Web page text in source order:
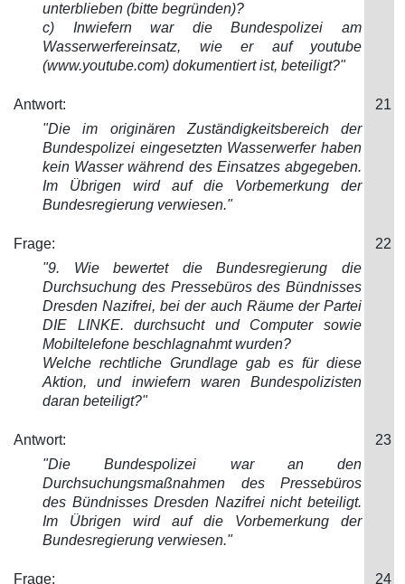
unterblieben (bitte begründen)?
c) Inwiefern war die Bundespolizei am
Wasserwerfereinsatz, wie er auf youtube
(www.youtube.com) dokumentiert ist, beteiligt?"
Antwort:
21
"Die im originären Zuständigkeitsbereich der
Bundespolizei eingesetzten Wasserwerfer haben
kein Wasser während des Einsatzes abgegeben.
Im Übrigen wird auf die Vorbemerkung der
Bundesregierung verwiesen."
Frage:
22
"9. Wie bewertet die Bundesregierung die
Durchsuchung des Pressebüros des Bündnisses
Dresden Nazifrei, bei der auch Räume der Partei
DIE LINKE. durchsucht und Computer sowie
Mobiltelefone beschlagnahmt wurden?
Welche rechtliche Grundlage gab es für diese
Aktion, und inwiefern waren Bundespolizisten
daran beteiligt?"
Antwort:
23
"Die Bundespolizei war an den
Durchsuchungsmaßnahmen des Pressebüros
des Bündnisses Dresden Nazifrei nicht beteiligt.
Im Übrigen wird auf die Vorbemerkung der
Bundesregierung verwiesen."
Frage: 24